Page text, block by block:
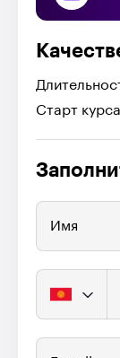
Старт
Имя